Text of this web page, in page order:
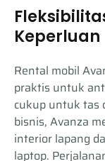
Keperluan
Rental mobil
praktis untuk
cukup untuk tas
bisnis, Avanza
interior lapang
laptop.